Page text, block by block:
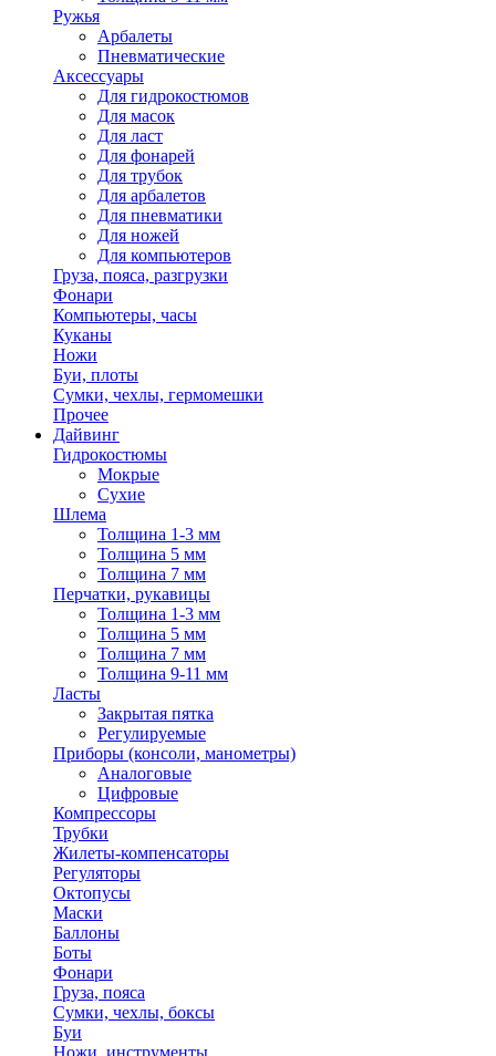
Ружья
Арбалеты
Пневматические
Аксессуары
Для гидрокостюмов
Для масок
Для ласт
Для фонарей
Для трубок
Для арбалетов
Для пневматики
Для ножей
Для компьютеров
Груза, пояса, разгрузки
Фонари
Компьютеры, часы
Куканы
Ножи
Буи, плоты
Сумки, чехлы, гермомешки
Прочее
Дайвинг
Гидрокостюмы
Мокрые
Сухие
Шлема
Толщина 1-3 мм
Толщина 5 мм
Толщина 7 мм
Перчатки, рукавицы
Толщина 1-3 мм
Толщина 5 мм
Толщина 7 мм
Толщина 9-11 мм
Ласты
Закрытая пятка
Регулируемые
Приборы (консоли, манометры)
Аналоговые
Цифровые
Компрессоры
Трубки
Жилеты-компенсаторы
Регуляторы
Октопусы
Маски
Баллоны
Боты
Фонари
Груза, пояса
Сумки, чехлы, боксы
Буи
Ножи, инструменты